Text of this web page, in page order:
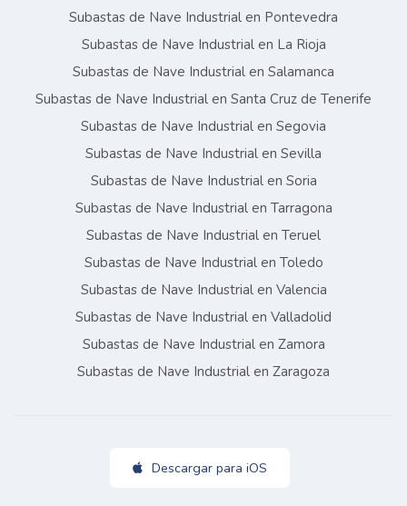
Subastas de Nave Industrial en Pontevedra
Subastas de Nave Industrial en La Rioja
Subastas de Nave Industrial en Salamanca
Subastas de Nave Industrial en Santa Cruz de Tenerife
Subastas de Nave Industrial en Segovia
Subastas de Nave Industrial en Sevilla
Subastas de Nave Industrial en Soria
Subastas de Nave Industrial en Tarragona
Subastas de Nave Industrial en Teruel
Subastas de Nave Industrial en Toledo
Subastas de Nave Industrial en Valencia
Subastas de Nave Industrial en Valladolid
Subastas de Nave Industrial en Zamora
Subastas de Nave Industrial en Zaragoza
Descargar para iOS